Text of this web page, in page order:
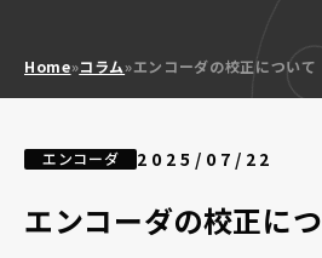
コラム
Home»コラム»エンコーダの校正について
エンコーダ 2025/07/22
エンコーダの校正に